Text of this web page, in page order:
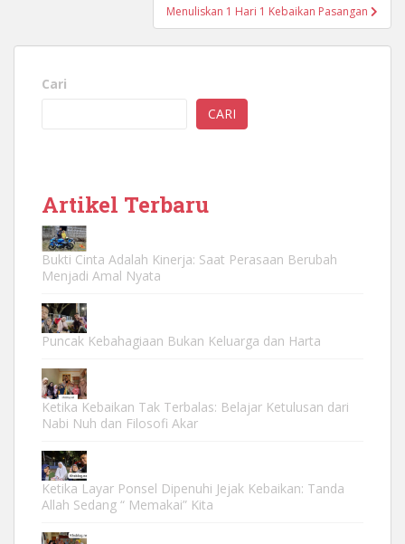
Menuliskan 1 Hari 1 Kebaikan Pasangan
Cari
CARI
Artikel Terbaru
Bukti Cinta Adalah Kinerja: Saat Perasaan Berubah
Menjadi Amal Nyata
Puncak Kebahagiaan Bukan Keluarga dan Harta
Ketika Kebaikan Tak Terbalas: Belajar Ketulusan dari
Nabi Nuh dan Filosofi Akar
Ketika Layar Ponsel Dipenuhi Jejak Kebaikan: Tanda
Allah Sedang “ Memakai” Kita